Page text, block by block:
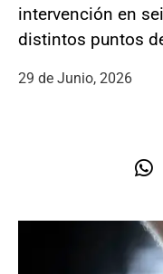
intervención en
distintos puntos
29 de Junio, 2026